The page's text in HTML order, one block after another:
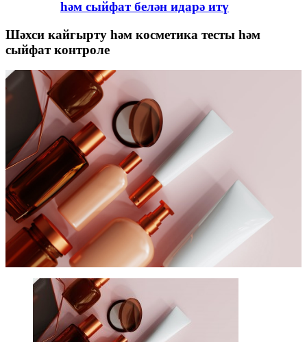
һәм сыйфат белән идарә итү
Шәхси кайгырту һәм косметика тесты һәм
сыйфат контроле